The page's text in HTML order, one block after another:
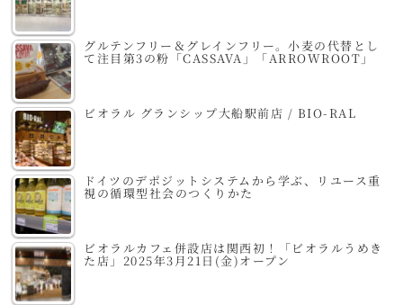
グルテンフリー＆グレインフリー。小麦の代替とし
て注目第3の粉「CASSAVA」「ARROWROOT」
ビオラル グランシップ大船駅前店 / BIO-RAL
ドイツのデポジットシステムから学ぶ、リユース重
視の循環型社会のつくりかた
ビオラルカフェ併設店は関西初！「ビオラルうめき
た店」2025年3月21日(金)オープン